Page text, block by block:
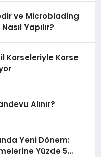
ve Microblading
Yapılır?
Korseleriyle Korse
Alınır?
Yeni Dönem:
Yüzde 5